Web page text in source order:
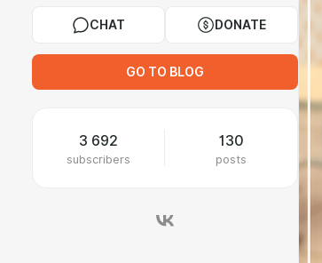
CHAT DONATE
GO TO BLOG
3 692
subscribers
130
posts